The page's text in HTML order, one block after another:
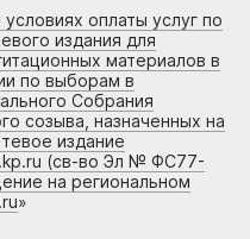
оплаты услуг по
издания для
материалов в
по выборам в
Собрания
созыва, назначенных на
издание
(св-во Эл № ФС77-
на региональном
»